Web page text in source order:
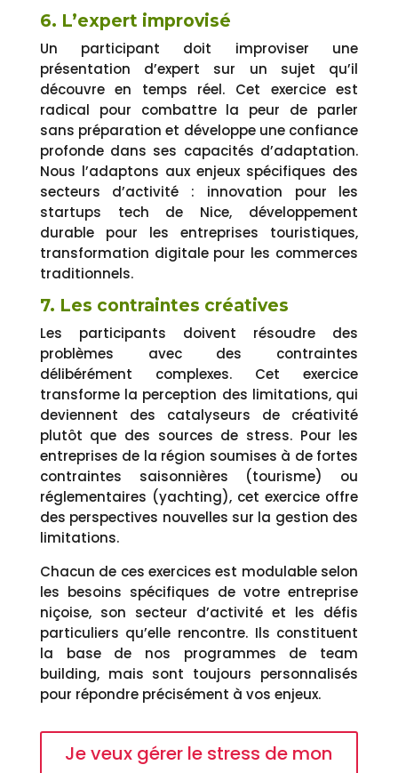
6. L’expert improvisé
Un participant doit improviser une
présentation d’expert sur un sujet qu’il
découvre en temps réel. Cet exercice est
radical pour combattre la peur de parler
sans préparation et développe une confiance
profonde dans ses capacités d’adaptation.
Nous l’adaptons aux enjeux spécifiques des
secteurs d’activité : innovation pour les
startups tech de Nice, développement
durable pour les entreprises touristiques,
transformation digitale pour les commerces
traditionnels.
7. Les contraintes créatives
Les participants doivent résoudre des
problèmes avec des contraintes
délibérément complexes. Cet exercice
transforme la perception des limitations, qui
deviennent des catalyseurs de créativité
plutôt que des sources de stress. Pour les
entreprises de la région soumises à de fortes
contraintes saisonnières (tourisme) ou
réglementaires (yachting), cet exercice offre
des perspectives nouvelles sur la gestion des
limitations.
Chacun de ces exercices est modulable selon
les besoins spécifiques de votre entreprise
niçoise, son secteur d’activité et les défis
particuliers qu’elle rencontre. Ils constituent
la base de nos programmes de team
building, mais sont toujours personnalisés
pour répondre précisément à vos enjeux.
Je veux gérer le stress de mon